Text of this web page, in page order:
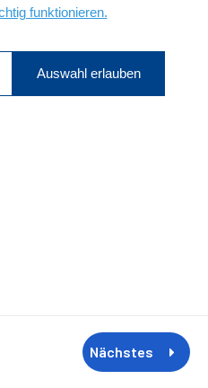
Nächstes
funktionieren.
Auswahl erlauben